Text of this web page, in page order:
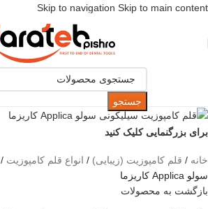
Skip to navigation Skip to main content
[ یکبار خرید و یک عمر استفاده ]
جستجو
برای بزرگنمایی کلیک کنید
خانه / قلم کامپوزیت (زیبایی) / انواع قلم کامپوزیت /
سولو Applica کاریزما
بازگشت به محصولات